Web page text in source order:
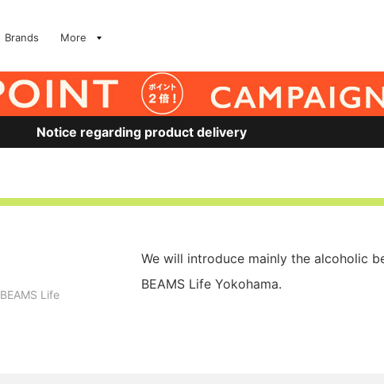
Brands More
Notice regarding product delivery
BEAMS Life
We will introduce mainly the alcoholic
BEAMS Life Yokohama.